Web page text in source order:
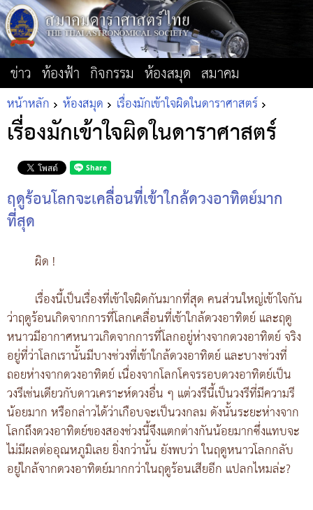
ข่าว ท้องฟ้า กิจกรรม ห้องสมุด สมาคม
หน้าหลัก ห้องสมุด เรื่องมักเข้าใจผิดในดาราศาสตร์
เรื่องมักเข้าใจผิดในดาราศาสตร์
ฤดูร้อนโลกจะเคลื่อนที่เข้าใกล้ดวงอาทิตย์มาก
ที่สุด
ผิด !
เรื่องนี้เป็นเรื่องที่เข้าใจผิดกันมากที่สุด คนส่วนใหญ่เข้าใจกัน
ว่าฤดูร้อนเกิดจากการที่โลกเคลื่อนที่เข้าใกล้ดวงอาทิตย์ และฤดู
หนาวมีอากาศหนาวเกิดจากการที่โลกอยู่ห่างจากดวงอาทิตย์ จริง
อยู่ที่ว่าโลกเรานั้นมีบางช่วงที่เข้าใกล้ดวงอาทิตย์ และบางช่วงที่
ถอยห่างจากดวงอาทิตย์ เนื่องจากโลกโคจรรอบดวงอาทิตย์เป็น
วงรีเช่นเดียวกับดาวเคราะห์ดวงอื่น ๆ แต่วงรีนี้เป็นวงรีที่มีความรี
น้อยมาก หรือกล่าวได้ว่าเกือบจะเป็นวงกลม ดังนั้นระยะห่างจาก
โลกถึงดวงอาทิตย์ของสองช่วงนี้จึงแตกต่างกันน้อยมากซึ่งแทบจะ
ไม่มีผลต่ออุณหภูมิเลย ยิ่งกว่านั้น ยังพบว่า ในฤดูหนาวโลกกลับ
อยู่ใกล้จากดวงอาทิตย์มากกว่าในฤดูร้อนเสียอีก แปลกไหมล่ะ?